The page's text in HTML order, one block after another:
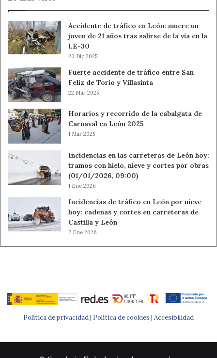
Accidente de tráfico en León: muere un
joven de 21 años tras salirse de la vía en la
LE-30
20 Dic 2025
Fuerte accidente de tráfico entre San
Feliz de Torío y Villasinta
22 Mar 2025
Horarios y recorrido de la cabalgata de
Carnaval en León 2025
1 Mar 2025
Incidencias en las carreteras de León hoy:
tramos con hielo, nieve y cortes por obras
(01/01/2026, 09:00)
1 Ene 2026
Incidencias de tráfico en León por nieve
hoy: cadenas y cortes en carreteras de
Castilla y León
7 Ene 2026
Política de privacidad | Política de cookies | Accesibilidad